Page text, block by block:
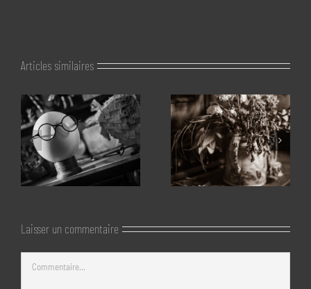
Articles similaires
Laisser un commentaire